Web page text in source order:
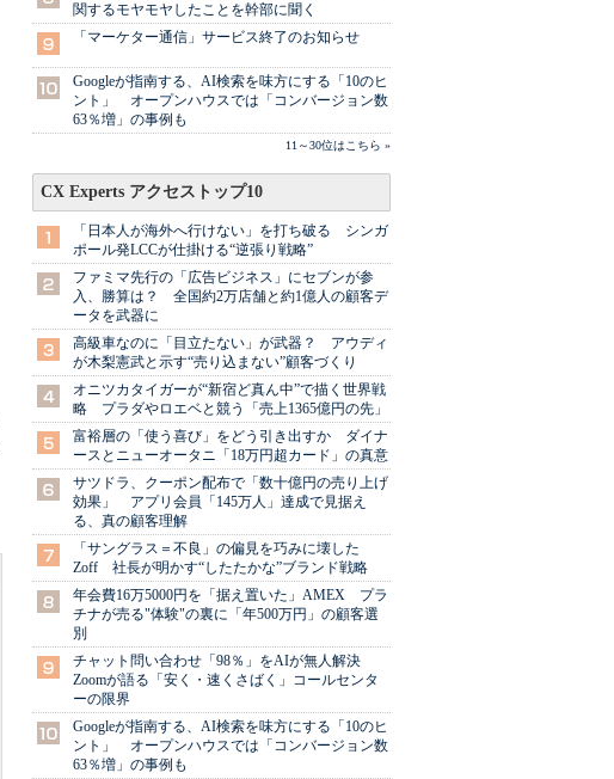
関するモヤモヤしたことを幹部に聞く
「マーケター通信」サービス終了のお知らせ
Googleが指南する、AI検索を味方にする「10のヒ
ント」 オープンハウスでは「コンバージョン数
63％増」の事例も
11～30位はこちら »
CX Experts アクセストップ10
「日本人が海外へ行けない」を打ち破る シンガ
ポール発LCCが仕掛ける“逆張り戦略”
ファミマ先行の「広告ビジネス」にセブンが参
入、勝算は？ 全国約2万店舗と約1億人の顧客デ
ータを武器に
高級車なのに「目立たない」が武器？ アウディ
が木梨憲武と示す“売り込まない”顧客づくり
オニツカタイガーが“新宿ど真ん中”で描く世界戦
略 プラダやロエベと競う「売上1365億円の先」
富裕層の「使う喜び」をどう引き出すか ダイナ
ースとニューオータニ「18万円超カード」の真意
サツドラ、クーポン配布で「数十億円の売り上げ
効果」 アプリ会員「145万人」達成で見据え
る、真の顧客理解
「サングラス＝不良」の偏見を巧みに壊した
Zoff 社長が明かす“したたかな”ブランド戦略
年会費16万5000円を「据え置いた」AMEX プラ
チナが売る"体験"の裏に「年500万円」の顧客選
別
チャット問い合わせ「98％」をAIが無人解決
Zoomが語る「安く・速くさばく」コールセンタ
ーの限界
Googleが指南する、AI検索を味方にする「10のヒ
ント」 オープンハウスでは「コンバージョン数
63％増」の事例も